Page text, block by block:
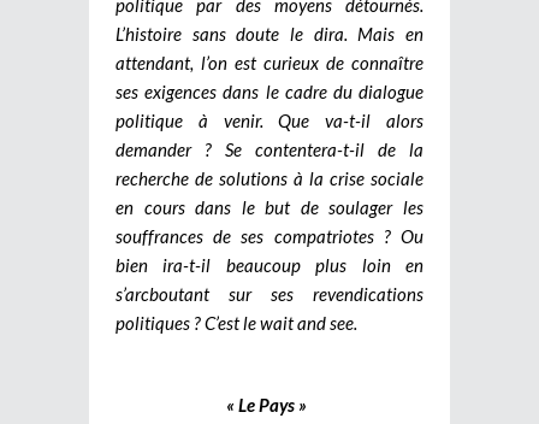
L’histoire sans doute le dira. Mais en
attendant, l’on est curieux de connaître
ses exigences dans le cadre du dialogue
politique à venir. Que va-t-il alors
demander ? Se contentera-t-il de la
recherche de solutions à la crise sociale
en cours dans le but de soulager les
souffrances de ses compatriotes ? Ou
bien ira-t-il beaucoup plus loin en
s’arcboutant sur ses revendications
politiques ? C’est le wait and see.
« Le Pays »